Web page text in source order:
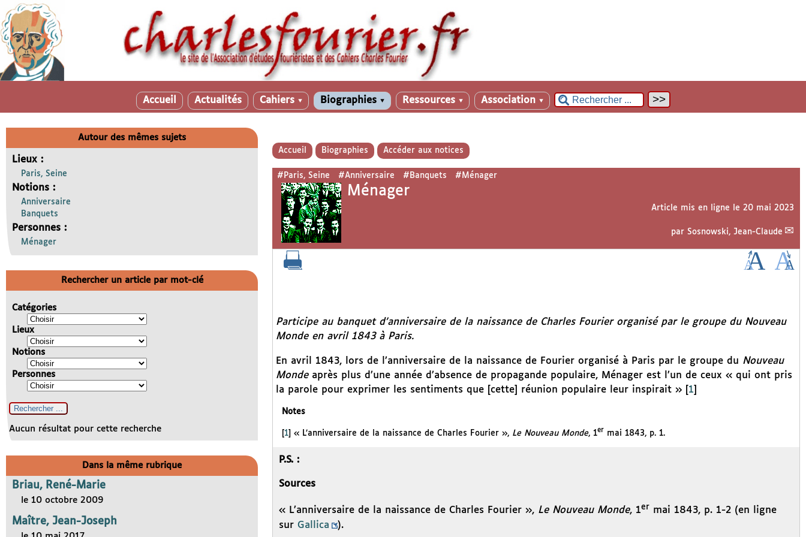
Accueil Actualités Cahiers ▼ Biographies ▼ Ressources ▼ Association ▼
Accueil Biographies Accéder aux notices
#Paris, Seine #Anniversaire #Banquets #Ménager
Ménager
Article mis en ligne le 20 mai 2023
par Sosnowski, Jean-Claude
Participe au banquet d’anniversaire de la naissance de Charles Fourier organisé par le groupe du Nouveau
Mondeen avril 1843 à Paris.
En avril 1843, lors de l’anniversaire de la naissance de Fourier organisé à Paris par le groupe du Nouveau
Mondeaprès plus d’une année d’absence de propagande populaire, Ménager est l’un de ceux « qui ont pris
la parole pour exprimer les sentiments que [cette] réunion populaire leur inspirait »[ 1
Notes
[1] « L’anniversaire de la naissance de Charles Fourier », Le Nouveau Monde, 1er mai 1843, p. 1.
P.S. :
Sources
« L’anniversaire de la naissance de Charles Fourier », Le Nouveau Monde, 1er mai 1843, p. 1-2 (en ligne
sur Gallica ).
Autour des mêmes sujets
Lieux :
Paris, Seine
Notions :
Anniversaire
Banquets
Personnes :
Ménager
Rechercher un article par mot-clé
Catégories
Lieux
Notions
Personnes
Aucun résultat pour cette recherche
Dans la même rubrique
Briau, René-Marie
le 10 octobre 2009
Maître, Jean-Joseph